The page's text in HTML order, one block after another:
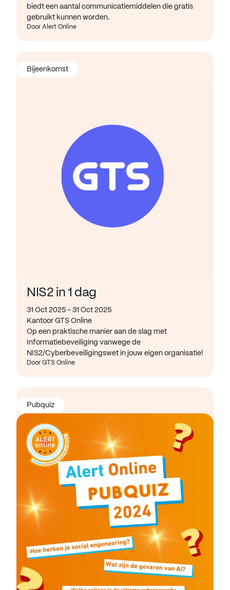
biedt een aantal communicatiemiddelen die gratis
gebruikt kunnen worden.
Door Alert Online
NIS2 in 1 dag
31 Oct 2025 - 31 Oct 2025
Kantoor GTS Online
Op een praktische manier aan de slag met
Informatiebeveiliging vanwege de
NIS2/Cyberbeveiligingswet in jouw eigen organisatie!
Door GTS Online
Bijeenkomst
Pubquiz